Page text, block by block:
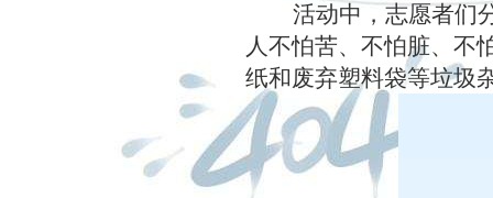
活动中，志愿者们
人不怕苦、不怕脏、不
纸和废弃塑料袋等垃圾